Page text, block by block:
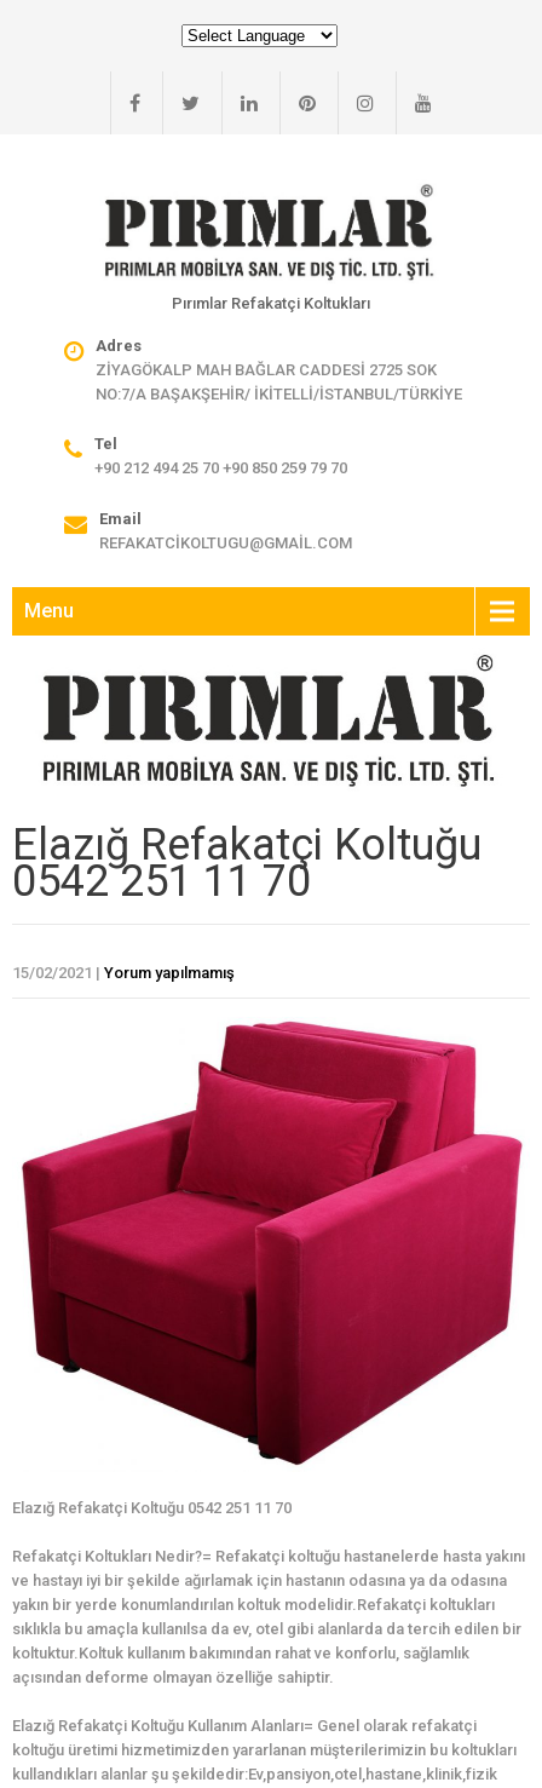
Pırımlar Refakatçi Koltukları
Adres
ZİYAGÖKALP MAH BAĞLAR CADDESİ 2725 SOK
NO:7/A BAŞAKŞEHİR/ İKİTELLİ/İSTANBUL/TÜRKİYE
Tel
+90 212 494 25 70 +90 850 259 79 70
Email
REFAKATCIKOLTUGU@GMAIL.COM
Menu
Elazığ Refakatçi Koltuğu
0542 251 11 70
15/02/2021 | Yorum yapılmamış
Elazığ Refakatçi Koltuğu 0542 251 11 70
Refakatçi Koltukları Nedir?= Refakatçi koltuğu hastanelerde hasta yakını
ve hastayı iyi bir şekilde ağırlamak için hastanın odasına ya da odasına
yakın bir yerde konumlandırılan koltuk modelidir.Refakatçi koltukları
sıklıkla bu amaçla kullanılsa da ev, otel gibi alanlarda da tercih edilen bir
koltuktur.Koltuk kullanım bakımından rahat ve konforlu, sağlamlık
açısından deforme olmayan özelliğe sahiptir.
Elazığ Refakatçi Koltuğu Kullanım Alanları= Genel olarak refakatçi
koltuğu üretimi hizmetimizden yararlanan müşterilerimizin bu koltukları
kullandıkları alanlar şu şekildedir:Ev,pansiyon,otel,hastane,klinik,fizik